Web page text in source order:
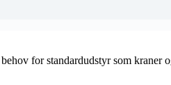
for standardudstyr som kraner